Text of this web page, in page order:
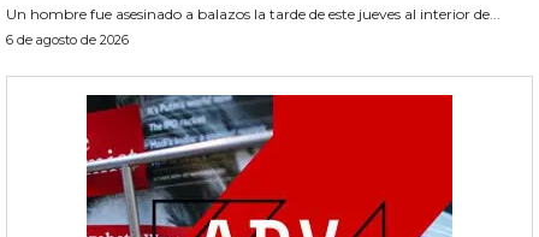
Un hombre fue asesinado a balazos la tarde de este jueves al interior de...
6 de agosto de 2026